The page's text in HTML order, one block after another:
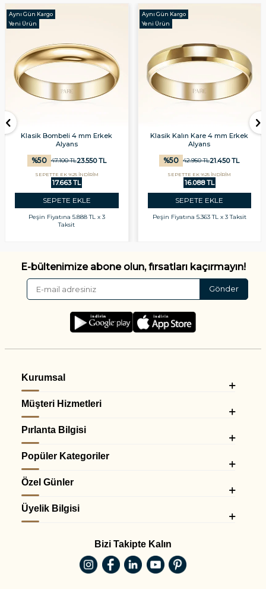
Aynı Gün Kargo
Yeni Ürün
Klasik Bombeli 4 mm Erkek
Alyans
%50 47.100TL23.550TL
SEPETTE EK %25 İNDİRİM
17.663 TL
SEPETE EKLE
Peşin Fiyatına 5.888 TL x 3
Taksit
Aynı Gün Kargo
Yeni Ürün
Klasik Kalın Kare 4 mm Erkek
Alyans
%50 42.950TL21.450TL
SEPETTE EK %25 İNDİRİM
16.088 TL
SEPETE EKLE
Peşin Fiyatına 5.363 TL x 3 Taksit
E-bültenimize abone olun, fırsatları kaçırmayın!
Gönder
Kurumsal
Müşteri Hizmetleri
Pırlanta Bilgisi
Popüler Kategoriler
Özel Günler
Üyelik Bilgisi
Bizi Takipte Kalın